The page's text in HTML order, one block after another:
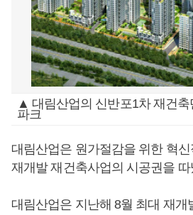
▲ 대림산업의 신반포1차 재건축
파크
대림산업은 원가절감을 위한 혁
재개발 재건축사업의 시공권을 따
대림산업은 지난해 8월 최대 재개